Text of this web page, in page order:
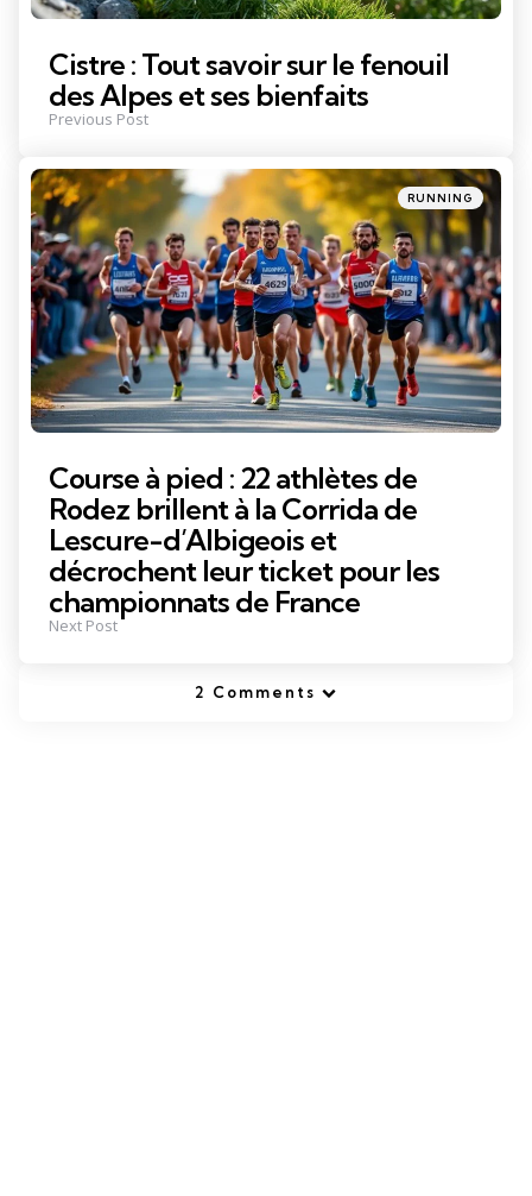
Cistre : Tout savoir sur le fenouil
des Alpes et ses bienfaits
Previous Post
Posted
in
RUNNING
Course à pied : 22 athlètes de
Rodez brillent à la Corrida de
Lescure-d’Albigeois et
décrochent leur ticket pour les
championnats de France
Next Post
2 Comments